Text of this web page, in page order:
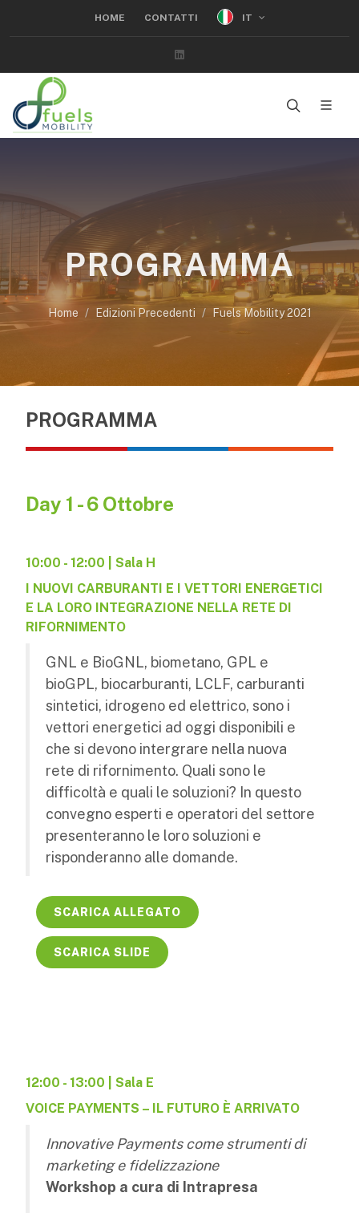
HOME CONTATTI IT
PROGRAMMA
Home Edizioni Precedenti Fuels Mobility 2021
PROGRAMMA
Day 1 - 6 Ottobre
10:00 - 12:00 | Sala H
I NUOVI CARBURANTI E I VETTORI ENERGETICI
E LA LORO INTEGRAZIONE NELLA RETE DI
RIFORNIMENTO
GNL e BioGNL, biometano, GPL e
bioGPL, biocarburanti, LCLF, carburanti
sintetici, idrogeno ed elettrico, sono i
vettori energetici ad oggi disponibili e
che si devono intergrare nella nuova
rete di rifornimento. Quali sono le
difficoltà e quali le soluzioni? In questo
convegno esperti e operatori del settore
presenteranno le loro soluzioni e
risponderanno alle domande.
SCARICA ALLEGATO
SCARICA SLIDE
12:00 - 13:00 | Sala E
VOICE PAYMENTS – IL FUTURO È ARRIVATO
Innovative Payments come strumenti di
marketing e fidelizzazione
Workshop a cura di Intrapresa